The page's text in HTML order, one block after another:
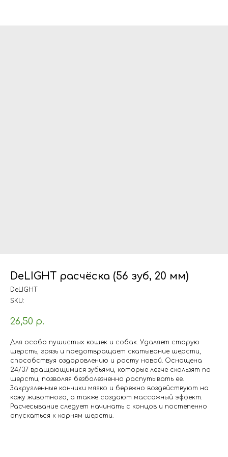
DeLIGHT расчёска (56 зуб, 20 мм)
DeLIGHT
SKU:
26,50 р.
Для особо пушистых кошек и собак. Удаляет старую
шерсть, грязь и предотвращает скатывание шерсти,
способствуя оздоровлению и росту новой. Оснащена
24/37 вращающимися зубьями, которые легче скользят по
шерсти, позволяя безболезненно распутывать ее.
Закругленные кончики мягко и бережно воздействуют на
кожу животного, а также создают массажный эффект.
Расчесывание следует начинать с концов и постепенно
опускаться к корням шерсти.